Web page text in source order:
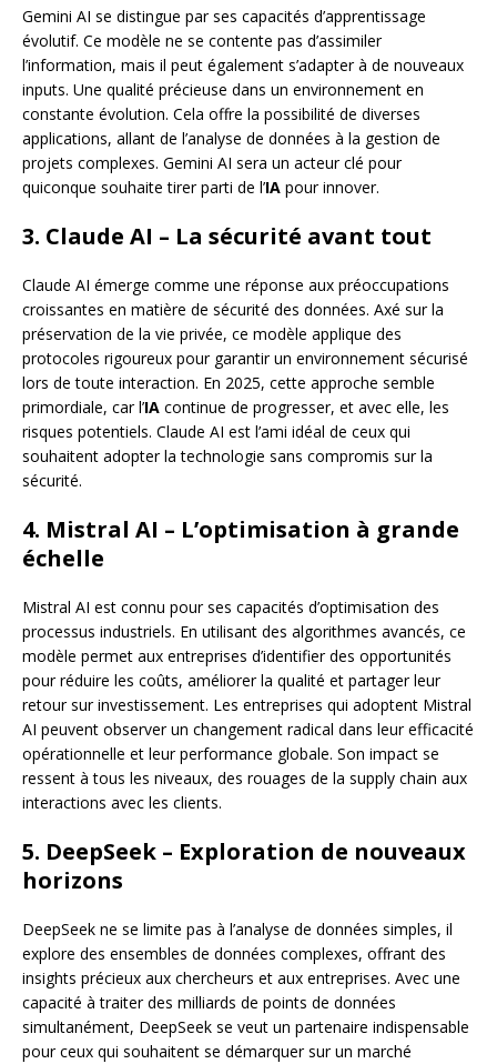
Gemini AI se distingue par ses capacités d’apprentissage
évolutif. Ce modèle ne se contente pas d’assimiler
l’information, mais il peut également s’adapter à de nouveaux
inputs. Une qualité précieuse dans un environnement en
constante évolution. Cela offre la possibilité de diverses
applications, allant de l’analyse de données à la gestion de
projets complexes. Gemini AI sera un acteur clé pour
quiconque souhaite tirer parti de l’IA pour innover.
3. Claude AI – La sécurité avant tout
Claude AI émerge comme une réponse aux préoccupations
croissantes en matière de sécurité des données. Axé sur la
préservation de la vie privée, ce modèle applique des
protocoles rigoureux pour garantir un environnement sécurisé
lors de toute interaction. En 2025, cette approche semble
primordiale, car l’IA continue de progresser, et avec elle, les
risques potentiels. Claude AI est l’ami idéal de ceux qui
souhaitent adopter la technologie sans compromis sur la
sécurité.
4. Mistral AI – L’optimisation à grande
échelle
Mistral AI est connu pour ses capacités d’optimisation des
processus industriels. En utilisant des algorithmes avancés, ce
modèle permet aux entreprises d’identifier des opportunités
pour réduire les coûts, améliorer la qualité et partager leur
retour sur investissement. Les entreprises qui adoptent Mistral
AI peuvent observer un changement radical dans leur efficacité
opérationnelle et leur performance globale. Son impact se
ressent à tous les niveaux, des rouages de la supply chain aux
interactions avec les clients.
5. DeepSeek – Exploration de nouveaux
horizons
DeepSeek ne se limite pas à l’analyse de données simples, il
explore des ensembles de données complexes, offrant des
insights précieux aux chercheurs et aux entreprises. Avec une
capacité à traiter des milliards de points de données
simultanément, DeepSeek se veut un partenaire indispensable
pour ceux qui souhaitent se démarquer sur un marché